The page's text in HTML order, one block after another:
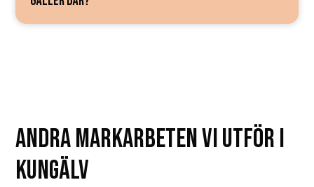
ANDRA MARKARBETEN VI UTFÖR I
KUNGÄLV